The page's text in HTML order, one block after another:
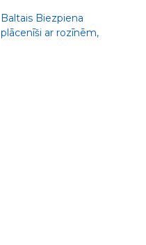
Baltais Biezpiena
plācenīši ar rozīnēm,